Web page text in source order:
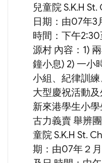
兒童院 S.K.H
日期：由07年3
時間：下午
源村 內容：1)
鐘小息) 2) 一小
小組、紀律訓
大型慶祝活動
新來港學生小
古力義賣 舉辨
童院 S.K.H St.
期：由07年２